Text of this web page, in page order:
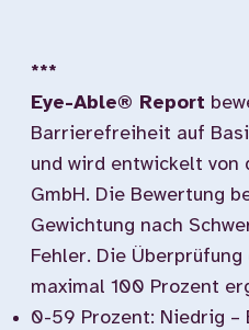
***
Eye-Able® Report
Barrierefreiheit auf
und wird entwickelt von
GmbH. Die Bewertung
Gewichtung nach
Fehler. Die
maximal 100 Prozent
0-59 Prozent: Niedrig –